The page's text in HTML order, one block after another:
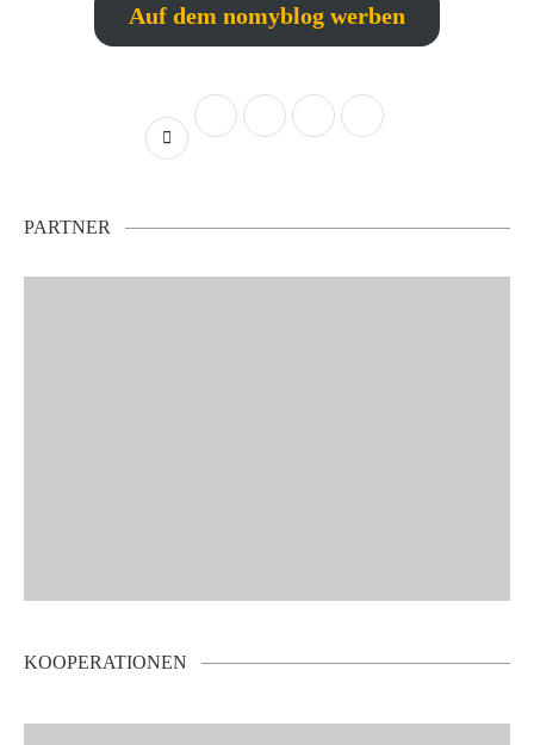
Auf dem nomyblog werben
PARTNER
KOOPERATIONEN